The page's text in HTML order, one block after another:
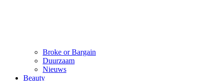
Broke or Bargain
Duurzaam
Nieuws
Beauty